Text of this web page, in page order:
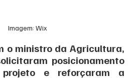
Imagem: Wix
o ministro da Agricultura,
posicionamento
e reforçaram a